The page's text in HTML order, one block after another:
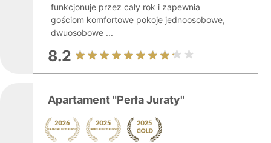
funkcjonuje przez cały rok i zapewnia
gościom komfortowe pokoje jednoosobowe,
dwuosobowe ...
8.2
Apartament "Perła Juraty"